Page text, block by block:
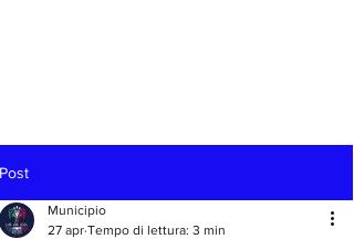
Post
Municipio
27 apr Tempo di lettura: 3 min